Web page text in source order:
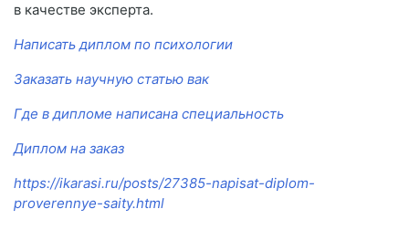
в качестве эксперта.
Написать диплом по психологии
Заказать научную статью вак
Где в дипломе написана специальность
Диплом на заказ
https://ikarasi.ru/posts/27385-napisat-diplom-
proverennye-saity.html